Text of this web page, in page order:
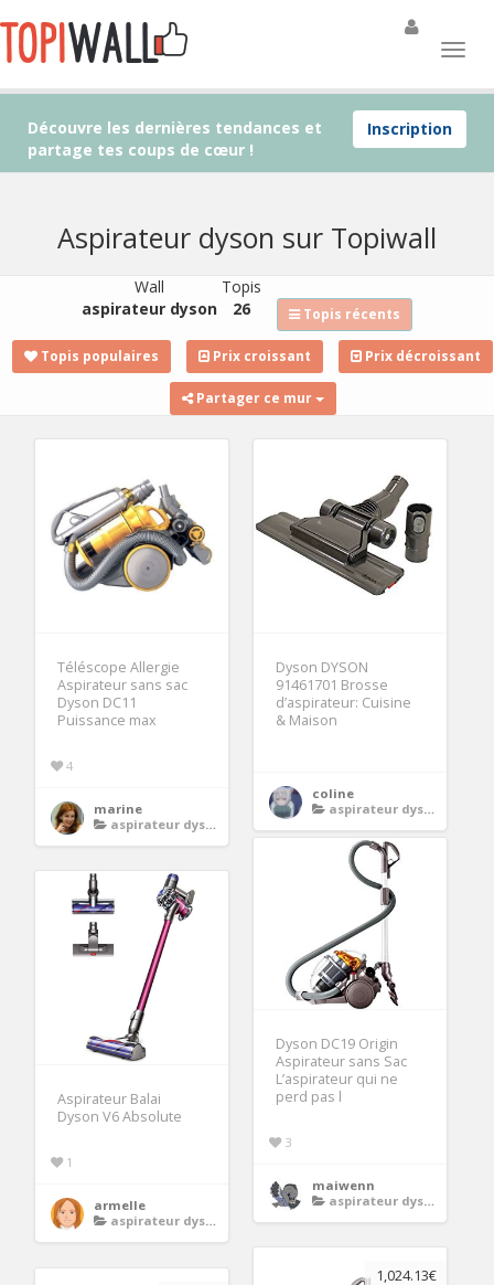
Inscription
Découvre les dernières tendances et
partage tes coups de cœur !
Aspirateur dyson sur Topiwall
Wall
aspirateur dyson
Topis
26
Topis récents
Topis populaires Prix croissant Prix décroissant
Partager ce mur
Téléscope Allergie
Aspirateur sans sac
Dyson DC11
Puissance max
4
marine
aspirateur dyson
Dyson DYSON
91461701 Brosse
d’aspirateur: Cuisine
& Maison
coline
aspirateur dyson
Dyson DC19 Origin
Aspirateur sans Sac
L’aspirateur qui ne
perd pas l
3
maiwenn
aspirateur dyson
Aspirateur Balai
Dyson V6 Absolute
1
armelle
aspirateur dyson
1,024.13€